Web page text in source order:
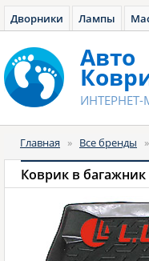
Дворники Лампы
Авто
Главная » Все бренды »
Коврик в